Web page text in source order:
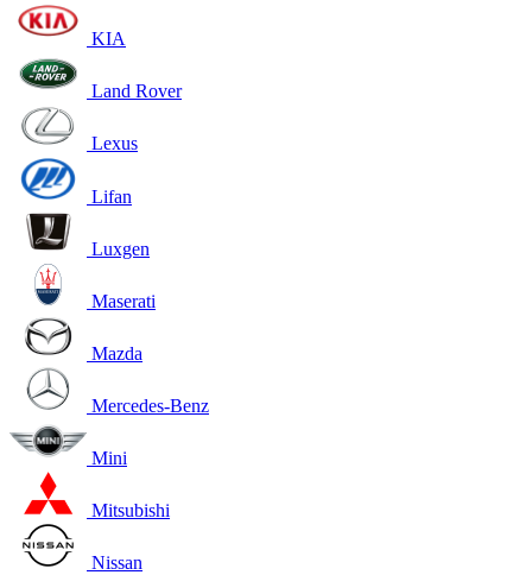
KIA
Land Rover
Lexus
Lifan
Luxgen
Maserati
Mazda
Mercedes-Benz
Mini
Mitsubishi
Nissan